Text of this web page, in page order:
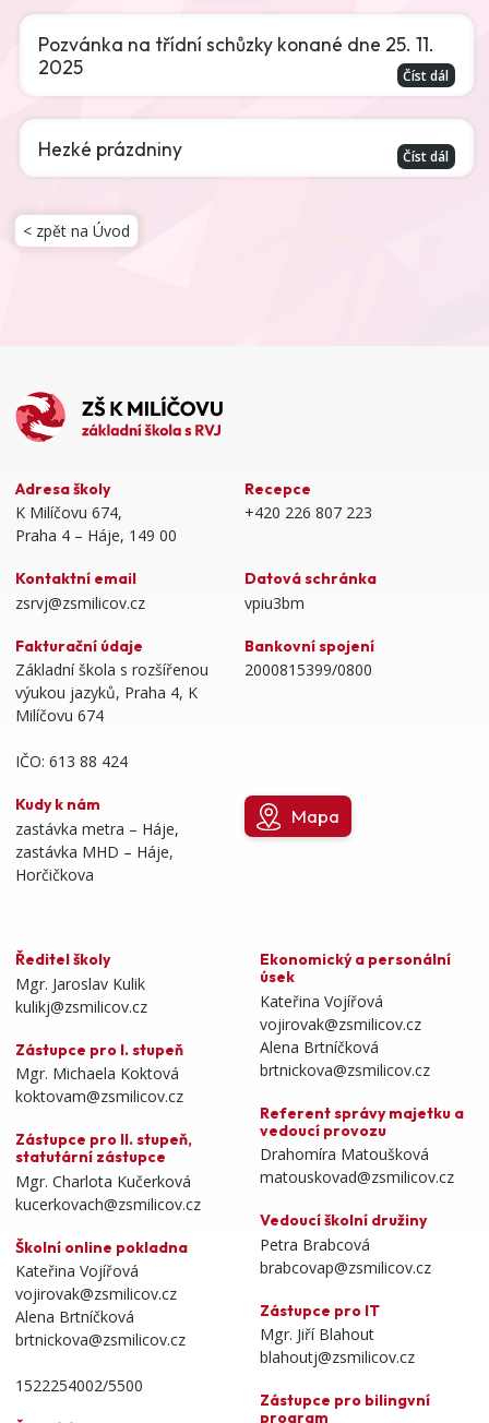
Pozvánka na třídní schůzky konané dne 25. 11.
2025
Číst dál
Hezké prázdniny Číst dál
< zpět na Úvod
Adresa školy
K Milíčovu 674,
Praha 4 – Háje, 149 00
Recepce
+420 226 807 223
Kontaktní email
zsrvj@zsmilicov.cz
Datová schránka
vpiu3bm
Fakturační údaje
Základní škola s rozšířenou
výukou jazyků, Praha 4, K
Milíčovu 674
IČO: 613 88 424
Bankovní spojení
2000815399/0800
Kudy k nám
zastávka metra – Háje,
zastávka MHD – Háje,
Horčičkova
Mapa
Ředitel školy
Mgr. Jaroslav Kulik
kulikj@zsmilicov.cz
Zástupce pro I. stupeň
Mgr. Michaela Koktová
koktovam@zsmilicov.cz
Zástupce pro II. stupeň,
statutární zástupce
Mgr. Charlota Kučerková
kucerkovach@zsmilicov.cz
Školní online pokladna
Kateřina Vojířová
vojirovak@zsmilicov.cz
Alena Brtníčková
brtnickova@zsmilicov.cz
1522254002/5500
Ekonomický a personální
úsek
Kateřina Vojířová
vojirovak@zsmilicov.cz
Alena Brtníčková
brtnickova@zsmilicov.cz
Referent správy majetku a
vedoucí provozu
Drahomíra Matoušková
matouskovad@zsmilicov.cz
Vedoucí školní družiny
Petra Brabcová
brabcovap@zsmilicov.cz
Zástupce pro IT
Mgr. Jiří Blahout
blahoutj@zsmilicov.cz
Zástupce pro bilingvní
program